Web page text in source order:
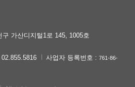
구 가산디지털1로 145, 1005호
02.855.5816 사업자 등록번호 : 761-86-